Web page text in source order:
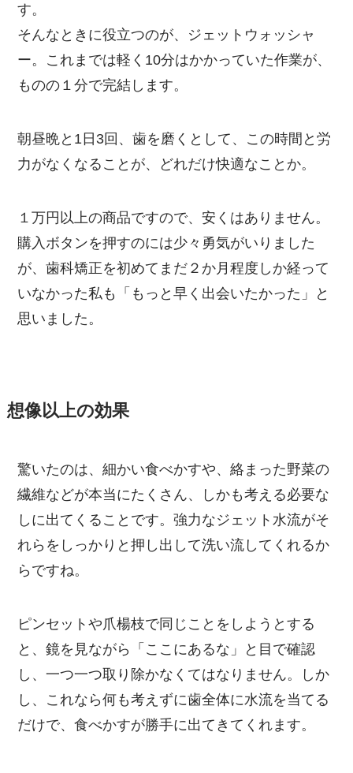
す。
そんなときに役立つのが、ジェットウォッシャ
ー。これまでは軽く10分はかかっていた作業が、
ものの１分で完結します。
朝昼晩と1日3回、歯を磨くとして、この時間と労
力がなくなることが、どれだけ快適なことか。
１万円以上の商品ですので、安くはありません。
購入ボタンを押すのには少々勇気がいりました
が、歯科矯正を初めてまだ２か月程度しか経って
いなかった私も「もっと早く出会いたかった」と
思いました。
想像以上の効果
驚いたのは、細かい食べかすや、絡まった野菜の
繊維などが本当にたくさん、しかも考える必要な
しに出てくることです。強力なジェット水流がそ
れらをしっかりと押し出して洗い流してくれるか
らですね。
ピンセットや爪楊枝で同じことをしようとする
と、鏡を見ながら「ここにあるな」と目で確認
し、一つ一つ取り除かなくてはなりません。しか
し、これなら何も考えずに歯全体に水流を当てる
だけで、食べかすが勝手に出てきてくれます。